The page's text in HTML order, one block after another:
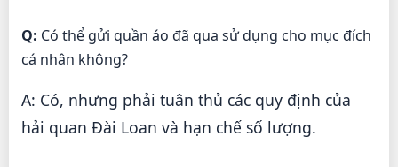
Q: Có thể gửi quần áo đã qua sử dụng cho mục đích
cá nhân không?
A: Có, nhưng phải tuân thủ các quy định của
hải quan Đài Loan và hạn chế số lượng.